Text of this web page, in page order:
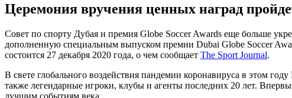
Церемония вручения ценных наград
Совет по спорту Дубая и премия Globe Soccer Awards еще больше
дополненную специальным выпуском премии Dubai Globe Soccer
состоится 27 декабря 2020 года, о чем сообщает The Sport Journal.
В свете глобального воздействия пандемии коронавируса в этом
также легендарные игроки, клубы и агенты последних 20 лет.
лучшим событиям века.